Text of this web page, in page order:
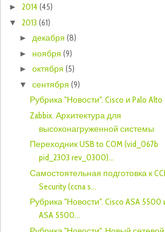
►2014(45)
▼2013(61)
►декабря(8)
► ноября(9)
►октября(5)
▼сентября(9)
Рубрика "Новости". Cisco и Palo Alto
Zabbix. Архитектура для
высоконагруженной системы
Переходник USB to COM (vid_067b
pid_2303 rev_0300)...
Самостоятельная подготовка к
Security (ccna s...
Рубрика "Новости". Cisco ASA 5500
ASA 5500...